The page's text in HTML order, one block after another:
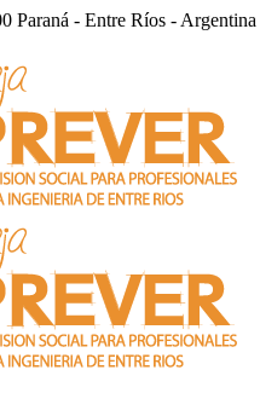
Paraná - Entre Ríos - Argentina